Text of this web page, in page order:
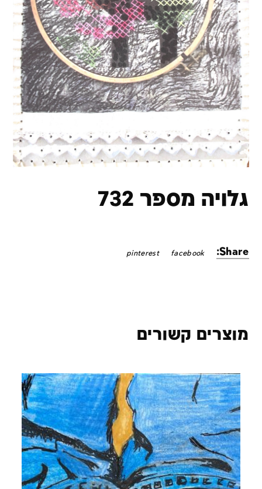
גלויה מספר 732
Share:
facebook
pinterest
מוצרים קשורים